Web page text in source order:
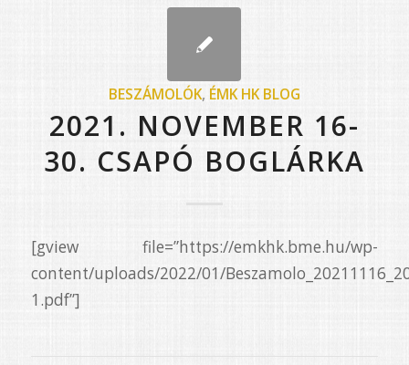
BESZÁMOLÓK, ÉMK HK BLOG
2021. NOVEMBER 16-
30. CSAPÓ BOGLÁRKA
[gview file=”https://emkhk.bme.hu/wp-
content/uploads/2022/01/
1.pdf”]